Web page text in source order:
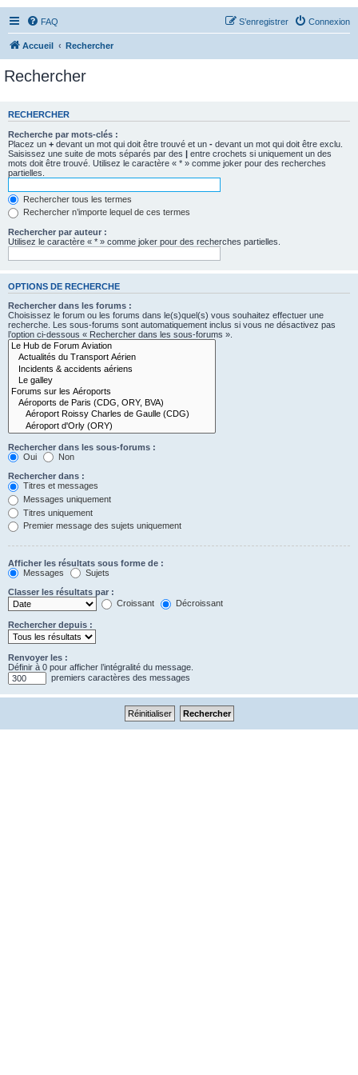
FAQ Connexion
S’enregistrer
Accueil Rechercher
Rechercher
RECHERCHER
Recherche par mots-clés :
Placez un + devant un mot qui doit être trouvé et un - devant un mot qui doit être exclu.
Saisissez une suite de mots séparés par des | entre crochets si uniquement un des
mots doit être trouvé. Utilisez le caractère « * » comme joker pour des recherches
partielles.
Rechercher tous les termes
Rechercher n’importe lequel de ces termes
Rechercher par auteur :
Utilisez le caractère « * » comme joker pour des recherches partielles.
OPTIONS DE RECHERCHE
Rechercher dans les forums :
Choisissez le forum ou les forums dans le(s)quel(s) vous souhaitez effectuer une
recherche. Les sous-forums sont automatiquement inclus si vous ne désactivez pas
l’option ci-dessous « Rechercher dans les sous-forums ».
Rechercher dans les sous-forums :
Oui
Non
Rechercher dans :
Titres et messages
Messages uniquement
Titres uniquement
Premier message des sujets uniquement
Afficher les résultats sous forme de :
Messages
Sujets
Classer les résultats par :
Croissant
Décroissant
Rechercher depuis :
Renvoyer les :
Définir à 0 pour afficher l’intégralité du message.
premiers caractères des messages